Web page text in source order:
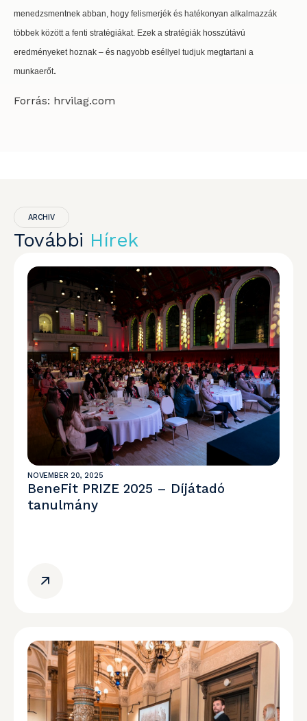
menedzsmentnek abban, hogy felismerjék és hatékonyan alkalmazzák
többek között a fenti stratégiákat. Ezek a stratégiák hosszútávú
eredményeket hoznak – és nagyobb eséllyel tudjuk megtartani a
munkaerőt.
Forrás: hrvilag.com
ARCHIV
További Hírek
NOVEMBER 20, 2025
BeneFit PRIZE 2025 – Díjátadó
tanulmány